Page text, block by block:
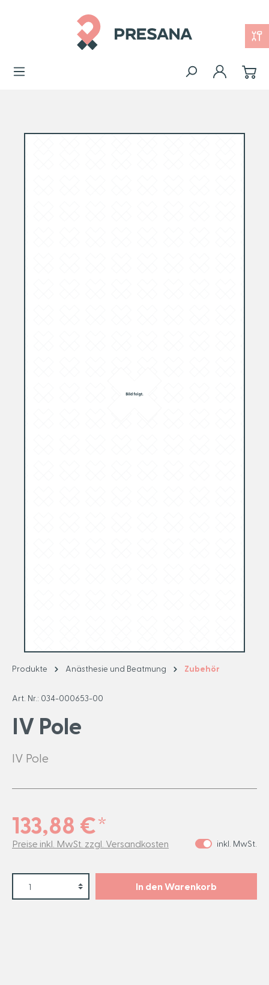
Produkte Anästhesie und Beatmung Zubehör
Art. Nr.: 034-000653-00
IV Pole
IV Pole
133,88 €*
inkl. MwSt.
Preise inkl. MwSt. zzgl. Versandkosten
In den Warenkorb